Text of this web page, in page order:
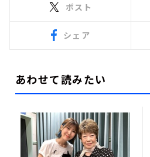
ポスト
シェア
あわせて読みたい